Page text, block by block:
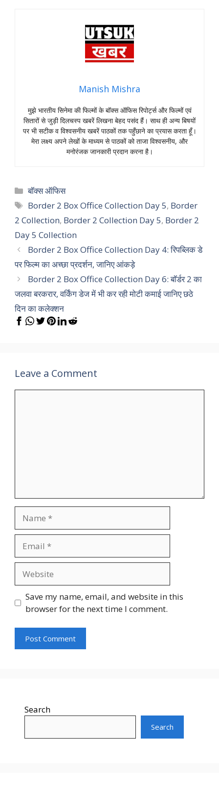
Manish Mishra
मुझे भारतीय सिनेमा की फिल्मों के बॉक्स ऑफिस रिपोर्ट्स और फिल्मों एवं
सितारों से जुड़ी दिलचस्प खबरें लिखना बेहद पसंद हैं। साथ ही अन्य बिषयों
पर भी सटीक व विश्वसनीय खबरें पाठकों तक पहुँछाने का प्रयास करता हूँ।
मेरा लक्ष्य अपने लेखों के माध्यम से पाठकों को ताजा विश्वसनीय, और
मनोरंजक जानकारी प्रदान करना है।
Categories
बॉक्स ऑफिस
Tags
Border 2 Box Office Collection Day 5, Border
2 Collection, Border 2 Collection Day 5, Border 2
Day 5 Collection
Border 2 Box Office Collection Day 4: रिपब्लिक डे
पर फिल्म का अच्छा प्रदर्शन, जानिए आंकड़े
Border 2 Box Office Collection Day 6: बॉर्डर 2 का
जलवा बरकरार, वर्किंग डेज में भी कर रही मोटी कमाई जानिए छठे
दिन का कलेक्शन
Leave a Comment
Save my name, email, and website in this
browser for the next time I comment.
Search
Search